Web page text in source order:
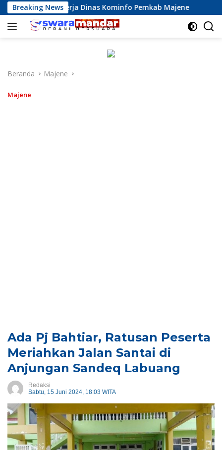
Langsung
ke
konten
Breaking News
Kinerja Dinas Kominfo Pemkab Majene 13
Beranda Majene
Majene
Ada Pj Bahtiar, Ratusan Peserta
Meriahkan Jalan Santai di
Anjungan Sandeq Labuang
Redaksi
Sabtu, 15 Juni 2024, 18:03 WITA